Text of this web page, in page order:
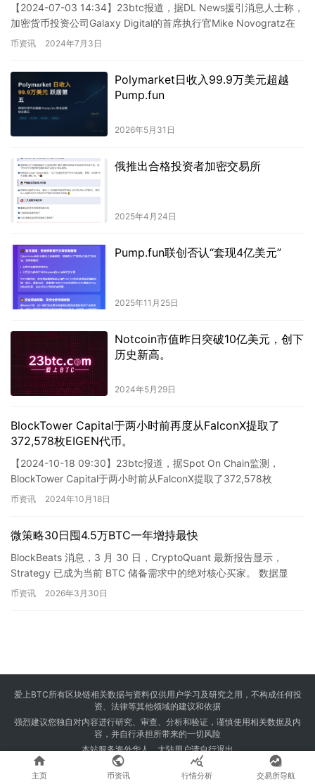
【2024-07-03 14:34】23btc报道，据DL News援引消息人士称，
加密货币投资公司Galaxy Digital的首席执行官Mike Novogratz在
周二表示，…
币资讯 2024年7月3日
Polymarket日收入99.9万美元超越
Pump.fun
2026年5月31日
俄推出合格投资者加密交易所
2025年4月24日
Pump.fun联创否认“套现4亿美元”
2025年11月25日
Notcoin市值昨日突破10亿美元，创下
历史新高。
2024年5月29日
BlockTower Capital于两小时前再度从FalconX提取了
372,578枚EIGEN代币。
【2024-10-18 09:30】23btc报道，据Spot On Chain监测，
BlockTower Capital于两小时前从FalconX提取了372,578枚
EIGEN…
币资讯 2024年10月18日
微策略30日囤4.5万BTC一年增持最快
BlockBeats 消息，3 月 30 日，CryptoQuant 最新报告显示，
Strategy 已成为当前 BTC 储备需求中的绝对核心买家。 数据显
示，过去 30 天内，S…
币资讯 2026年3月30日
爱上BTC所有区块链相关数据与资料仅供用户学习及研究之用，不构成任何投
资、法律等其他领域的建议和依据
强烈建议您独自对内容进行研究、审查、分析和验证，谨慎使用相关数据及内
容，并自行承担所带来的一切风险
本站服务海外华人，大陆用户请自行退出
Copyright © 2024 爱上BTC 版权所有 Powered by
23btc.com

主页

币资讯

行情分析

交易所导航